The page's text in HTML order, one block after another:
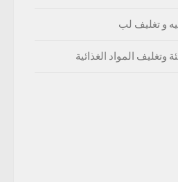
و تغليف لب
وتغليف المواد الغذائية